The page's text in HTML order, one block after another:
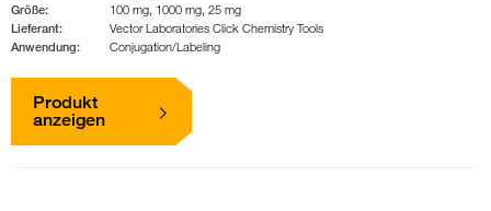
Größe:
100 mg, 1000 mg, 25 mg
Lieferant:
Vector Laboratories Click Chemistry Tools
Anwendung:
Conjugation/Labeling
Produkt
anzeigen